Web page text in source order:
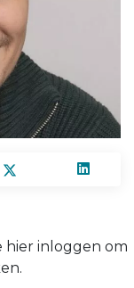
hier inloggen om